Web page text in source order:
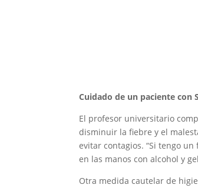
Cuidado de un paciente con
El profesor universitario
disminuir la fiebre y el
evitar contagios. “Si tengo
en las manos con alcohol y
Otra medida cautelar de